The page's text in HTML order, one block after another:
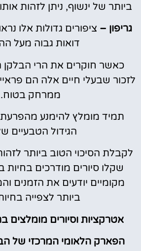
ביותר של ינשוף, ניתן לזהות
גריפון – ציפורים גדולות אלו
דואות גבוה מעל
כאשר חוקרים את הרי הבלקן
לזכור שבעלי חיים אלה הם
ממרחק בטוח.
תמיד מומלץ להימנע מהפרעת
הגידול הטבעיים
לקבלת הסיכוי הטוב ביותר
שקלו סיורים מודרכים בחיות
מקומיים יודעים את הזמנים
ביותר לצפייה
אטרקציות וסיורים מומלצים
הפארק הלאומי המרכזי של